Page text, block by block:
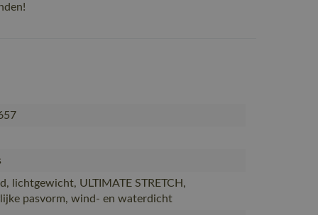
lichtgewicht, ULTIMATE STRETCH,
pasvorm, wind- en waterdicht